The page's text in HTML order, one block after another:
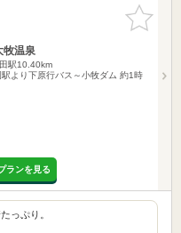
お気に入
りに追加
牧温泉
駅10.40km
より下原行バス～小牧ダム 約1時
ランを見る
っぷり。